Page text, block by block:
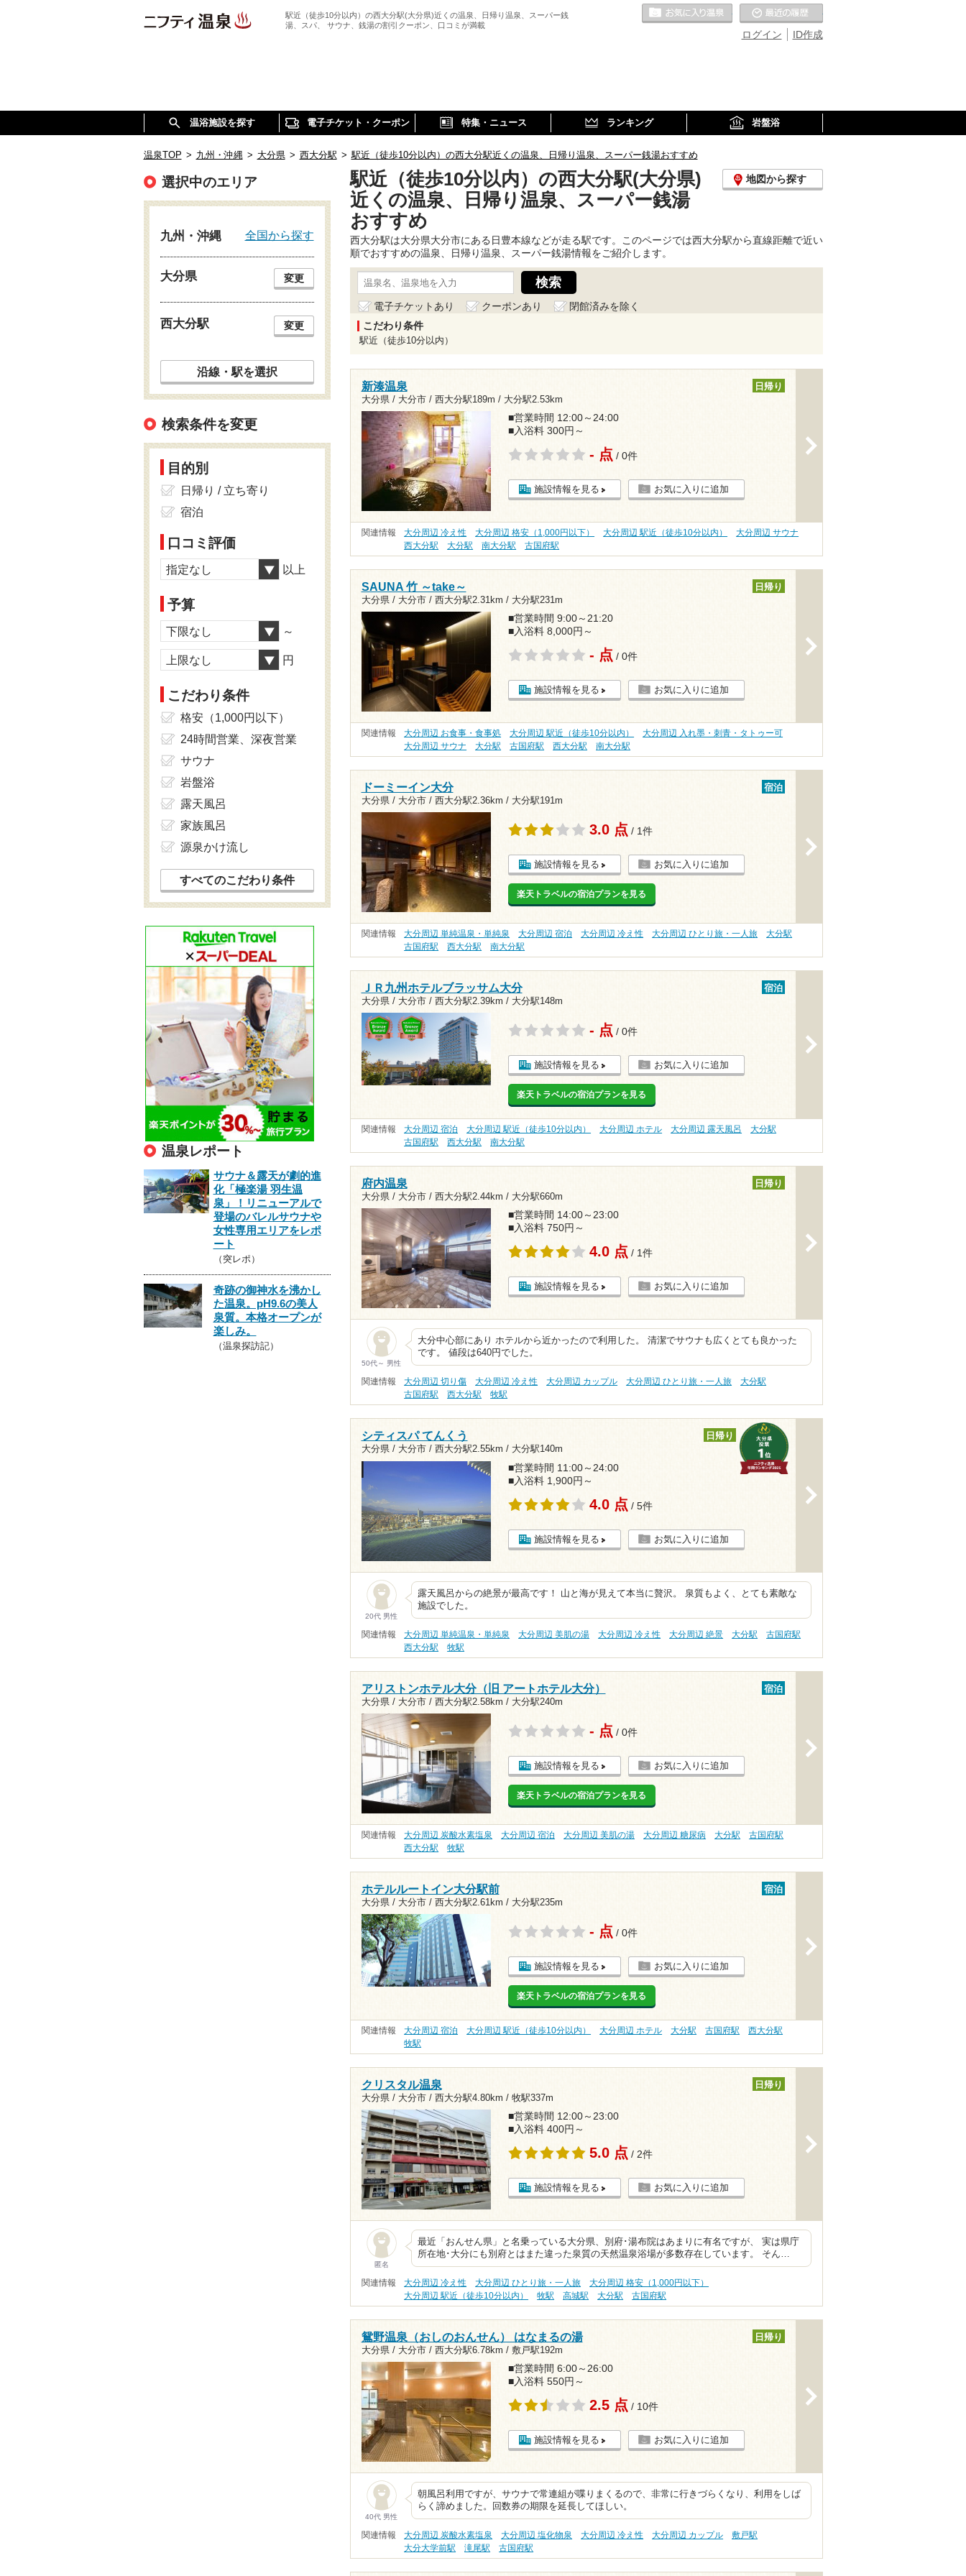
駅近（徒歩10分以内）の西大分駅(大分県)近くの温泉、日帰り温泉、スーパー銭
湯、スパ、 サウナ、銭湯の割引クーポン、口コミが満載
ID作成
ログイン
お気に入りの温泉
温浴施設を探す 電子チケット・クーポン 特集・ニュース ランキング 岩盤浴
温泉TOP > 九州・沖縄 > 大分県 > 西大分駅 > 駅近（徒歩10分以内）の西大分駅近くの温泉、日帰り温泉、スーパー銭湯おすすめ
駅近（徒歩10分以内）の西大分駅(大分県)
近くの温泉、日帰り温泉、スーパー銭湯
おすすめ
地図から探す
西大分駅は大分県大分市にある日豊本線などが走る駅です。このページでは西大分駅から直線距離で近い
順でおすすめの温泉、日帰り温泉、スーパー銭湯情報をご紹介します。
電子チケットあり クーポンあり
閉館済みを除く
こだわり条件
駅近（徒歩10分以内）
新湊温泉
大分県 / 大分市 / 西大分駅189m / 大分駅2.53km
日帰り
■営業時間 12:00～24:00
■入浴料 300円～
- 点 / 0件
施設情報を見る お気に入りに追加
関連情報 大分周辺 冷え性 大分周辺 格安（1,000円以下） 大分周辺 駅近（徒歩10分以内）
大分周辺 サウナ
西大分駅
大分駅 南大分駅 古国府駅
SAUNA 竹 ～take～
大分県 / 大分市 / 西大分駅2.31km / 大分駅231m
日帰り
■営業時間 9:00～21:20
■入浴料 8,000円～
- 点 / 0件
施設情報を見る お気に入りに追加
関連情報 大分周辺 お食事・食事処 大分周辺 駅近（徒歩10分以内）
大分周辺 入れ墨・刺青・タトゥー可
大分周辺 サウナ
大分駅 古国府駅 西大分駅 南大分駅
ドーミーイン大分
大分県 / 大分市 / 西大分駅2.36km / 大分駅191m
宿泊
3.0 点 / 1件
施設情報を見る お気に入りに追加
楽天トラベルの宿泊プランを見る
関連情報 大分周辺 単純温泉・単純泉 大分周辺 宿泊 大分周辺 冷え性 大分周辺 ひとり旅・一人旅
大分駅
古国府駅
西大分駅 南大分駅
ＪＲ九州ホテルブラッサム大分
大分県 / 大分市 / 西大分駅2.39km / 大分駅148m
宿泊
- 点 / 0件
施設情報を見る お気に入りに追加
楽天トラベルの宿泊プランを見る
関連情報 大分周辺 宿泊 大分周辺 駅近（徒歩10分以内） 大分周辺 ホテル 大分周辺 露天風呂
大分駅
古国府駅
西大分駅 南大分駅
府内温泉
大分県 / 大分市 / 西大分駅2.44km / 大分駅660m
日帰り
■営業時間 14:00～23:00
■入浴料 750円～
4.0 点 / 1件
施設情報を見る お気に入りに追加
50代～ 男性
大分中心部にあり ホテルから近かったので利用した。 清潔でサウナも広くとても良かった
です。 値段は640円でした。
関連情報 大分周辺 切り傷 大分周辺 冷え性 大分周辺 カップル 大分周辺 ひとり旅・一人旅
大分駅
古国府駅
西大分駅 牧駅
シティスパ てんくう
大分県 / 大分市 / 西大分駅2.55km / 大分駅140m
日帰り
■営業時間 11:00～24:00
■入浴料 1,900円～
4.0 点 / 5件
施設情報を見る お気に入りに追加
20代 男性
露天風呂からの絶景が最高です！ 山と海が見えて本当に贅沢。 泉質もよく、とても素敵な
施設でした。
関連情報 大分周辺 単純温泉・単純泉 大分周辺 美肌の湯 大分周辺 冷え性 大分周辺 絶景 大分駅
古国府駅
西大分駅
牧駅
アリストンホテル大分（旧 アートホテル大分）
大分県 / 大分市 / 西大分駅2.58km / 大分駅240m
宿泊
- 点 / 0件
施設情報を見る お気に入りに追加
楽天トラベルの宿泊プランを見る
関連情報 大分周辺 炭酸水素塩泉 大分周辺 宿泊 大分周辺 美肌の湯 大分周辺 糖尿病 大分駅
古国府駅
西大分駅
牧駅
ホテルルートイン大分駅前
大分県 / 大分市 / 西大分駅2.61km / 大分駅235m
宿泊
- 点 / 0件
施設情報を見る お気に入りに追加
楽天トラベルの宿泊プランを見る
関連情報 大分周辺 宿泊 大分周辺 駅近（徒歩10分以内） 大分周辺 ホテル 大分駅 古国府駅
西大分駅
牧駅
クリスタル温泉
大分県 / 大分市 / 西大分駅4.80km / 牧駅337m
日帰り
■営業時間 12:00～23:00
■入浴料 400円～
5.0 点 / 2件
施設情報を見る お気に入りに追加
匿名
最近「おんせん県」と名乗っている大分県、別府･湯布院はあまりに有名ですが、 実は県庁
所在地･大分にも別府とはまた違った泉質の天然温泉浴場が多数存在しています。 そん…
関連情報 大分周辺 冷え性 大分周辺 ひとり旅・一人旅
大分周辺 格安（1,000円以下）
大分周辺 駅近（徒歩10分以内）
牧駅 高城駅 大分駅 古国府駅
鴛野温泉（おしのおんせん） はなまるの湯
大分県 / 大分市 / 西大分駅6.78km / 敷戸駅192m
日帰り
■営業時間 6:00～26:00
■入浴料 550円～
2.5 点 / 10件
施設情報を見る お気に入りに追加
40代 男性
朝風呂利用ですが、サウナで常連組が喋りまくるので、非常に行きづらくなり、利用をしば
らく諦めました。回数券の期限を延長してほしい。
関連情報 大分周辺 炭酸水素塩泉 大分周辺 塩化物泉 大分周辺 冷え性 大分周辺 カップル
敷戸駅
大分大学前駅
滝尾駅 古国府駅
選択中のエリア
九州・沖縄 全国から探す
大分県 変更
西大分駅 変更
沿線・駅を選択
検索条件を変更
目的別
日帰り / 立ち寄り
宿泊
口コミ評価
指定なし 以上
予算
下限なし ～
上限なし 円
こだわり条件
格安（1,000円以下）
24時間営業、深夜営業
サウナ
岩盤浴
露天風呂
家族風呂
源泉かけ流し
すべてのこだわり条件
温泉レポート
サウナ＆露天が劇的進
化「極楽湯 羽生温
泉」！リニューアルで
登場のバレルサウナや
女性専用エリアをレポ
ート
（突レポ）
奇跡の御神水を沸かし
た温泉。pH9.6の美人
泉質。本格オープンが
楽しみ。
（温泉探訪記）